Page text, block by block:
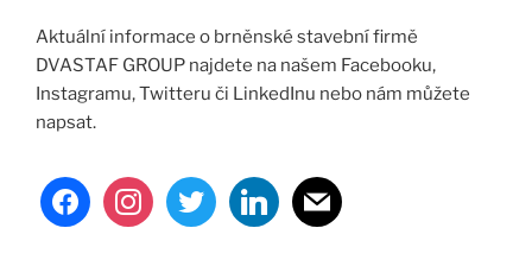
Aktuální informace o brněnské stavební firmě
DVASTAF GROUP najdete na našem Facebooku,
Instagramu, Twitteru či LinkedInu nebo nám můžete
napsat.
facebookinstagramtwitter linkedinmail